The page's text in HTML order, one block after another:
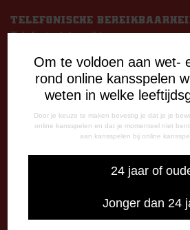
Om te voldoen aan wet-
rond online kansspelen
weten in welke
Door je keuze te maken bevestig je dat je je
online kansspelen en dat je momenteel niet
aan kansspelen bij online
24 jaar of
Jonger dan 24
TELEFONISCHE
Telefonisch bereikbaar op:
09:00 - 12:15 uur
13:00 - 17:00 uur
Woensdag
13:00 - 17:00 uur
09:00 - 12:15 uur